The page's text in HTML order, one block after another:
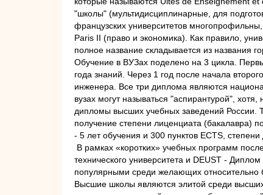
"школы" (мультидисциплинарные, для
французских университетов
Paris II (право и экономика). Как правило,
полное название складывается из названия
Обучение в ВУЗах поделено на 3 цикла.
года знаний. Через 1 год после начала
инженера. Все три диплома являются
вузах могут называться "аспирантурой",
дипломы высших учебных заведений России.
получение степени лиценциата (бакалавра)
- 5 лет обучения и 300 пунктов ECTS,
В рамках «коротких» учебных программ
технического университета и DEUST -
популярными среди желающих относительно
Высшие школы являются элитой среди